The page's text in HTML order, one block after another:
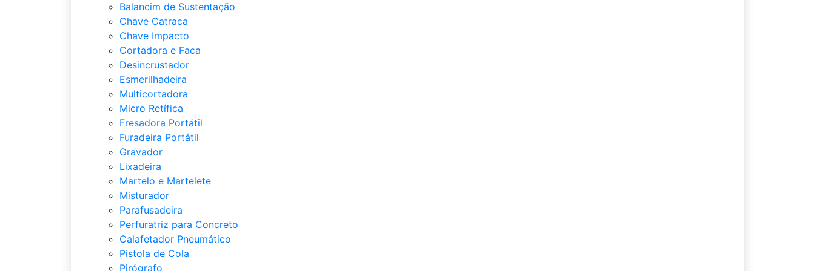
Balancim de Sustentação
Chave Catraca
Chave Impacto
Cortadora e Faca
Desincrustador
Esmerilhadeira
Multicortadora
Micro Retífica
Fresadora Portátil
Furadeira Portátil
Gravador
Lixadeira
Martelo e Martelete
Misturador
Parafusadeira
Perfuratriz para Concreto
Calafetador Pneumático
Pistola de Cola
Pirógrafo